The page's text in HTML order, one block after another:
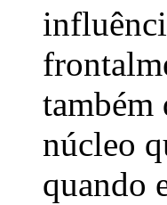
também
núcleo
quando